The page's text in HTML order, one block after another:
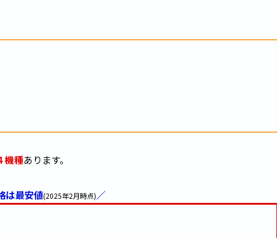
機種あります。
は最安値(2025年2月時点)／